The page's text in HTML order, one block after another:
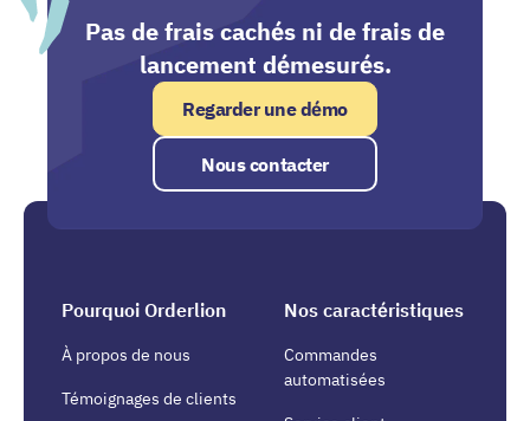
Pas de frais cachés ni de frais de
lancement démesurés.
Regarder une démo
Nous contacter
Pourquoi Orderlion
À propos de nous
Témoignages de clients
Nos caractéristiques
Commandes
automatisées